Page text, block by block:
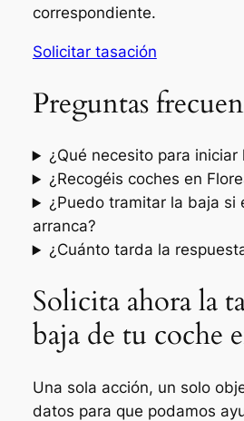
correspondiente.
Solicitar tasación
Preguntas
¿Qué necesito para iniciar
¿Recogéis coches en
¿Puedo tramitar la baja si
arranca?
¿Cuánto tarda la
Solicita ahora la
baja de tu coche
Una sola acción, un solo
datos para que podamos